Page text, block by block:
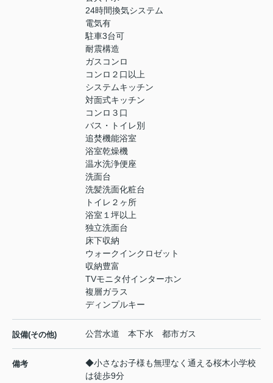
24時間換気システム
電気有
駐車3台可
耐震構造
ガスコンロ
コンロ２口以上
システムキッチン
対面式キッチン
コンロ３口
バス・トイレ別
追焚機能浴室
浴室乾燥機
温水洗浄便座
洗面台
洗髪洗面化粧台
トイレ２ヶ所
浴室１坪以上
独立洗面台
床下収納
ウォークインクロゼット
収納豊富
TVモニタ付インターホン
複層ガラス
ディンプルキー
設備(その他) 公営水道 本下水 都市ガス
備考
◆小さなお子様も無理なく通える桜木小学校
は徒歩9分